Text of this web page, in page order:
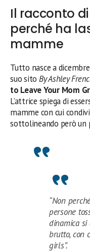
Il racconto
perché ha
mamme
Tutto nasce a
suo sito By Ashley
to Leave Your Mom
L’attrice spiega di
mamme con cui
sottolineando però un
“Non
persone
dinamica
brutto, con
girls”.